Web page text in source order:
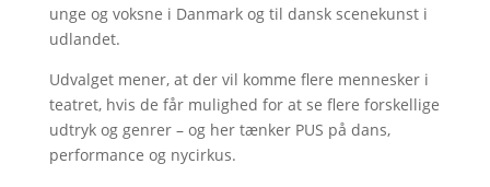
unge og voksne i Danmark og til dansk scenekunst i
udlandet.
Udvalget mener, at der vil komme flere mennesker i
teatret, hvis de får mulighed for at se flere forskellige
udtryk og genrer – og her tænker PUS på dans,
performance og nycirkus.